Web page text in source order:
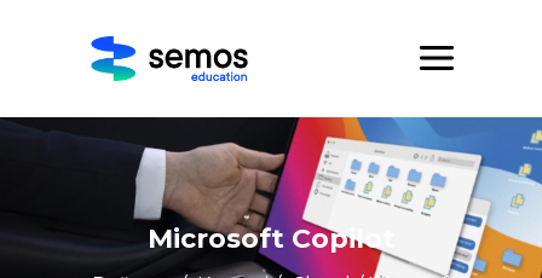
Microsoft Copilot